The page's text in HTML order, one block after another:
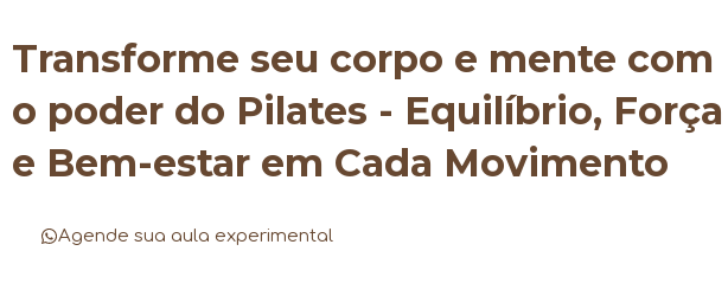
Transforme seu corpo e mente com
o poder do Pilates - Equilíbrio, Força
e Bem-estar em Cada Movimento
Agende sua aula experimental